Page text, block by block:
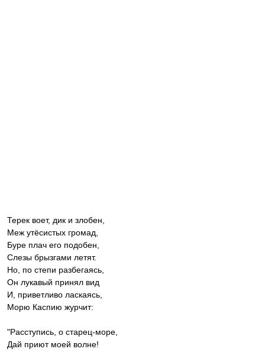
Терек воет, дик и злобен,
Меж утёсистых громад,
Буре плач его подобен,
Слезы брызгами летят.
Но, по степи разбегаясь,
Он лукавый принял вид
И, приветливо ласкаясь,
Морю Каспию журчит:
"Расступись, о старец-море,
Дай приют моей волне!